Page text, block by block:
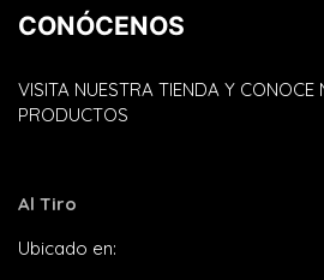
CONÓCENOS
VISITA NUESTRA TIENDA Y CONOCE
PRODUCTOS
Al Tiro
Ubicado en: